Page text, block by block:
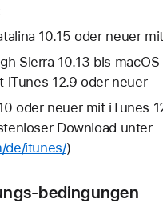
10.15 oder neuer
Sierra 10.13 bis
iTunes 12.9 oder neuer
oder neuer mit iTunes
Download unter
de/itunes/)
bedingungen